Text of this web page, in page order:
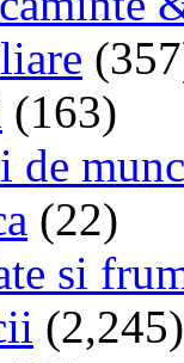
(163)
de
(22)
si
(2,245)